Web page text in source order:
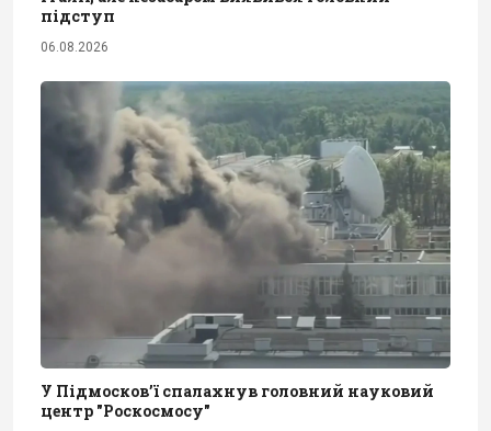
підступ
06.08.2026
У Підмосков’ї спалахнув головний науковий
центр "Роскосмосу"